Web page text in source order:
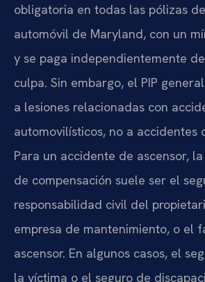
obligatoria en todas las pólizas
automóvil de Maryland, con un
y se paga independientemente
culpa. Sin embargo, el PIP
a lesiones relacionadas con
automovilísticos, no a accidentes
Para un accidente de ascensor,
de compensación suele ser el
responsabilidad civil del
empresa de mantenimiento, o el
ascensor. En algunos casos, el
la víctima o el seguro de